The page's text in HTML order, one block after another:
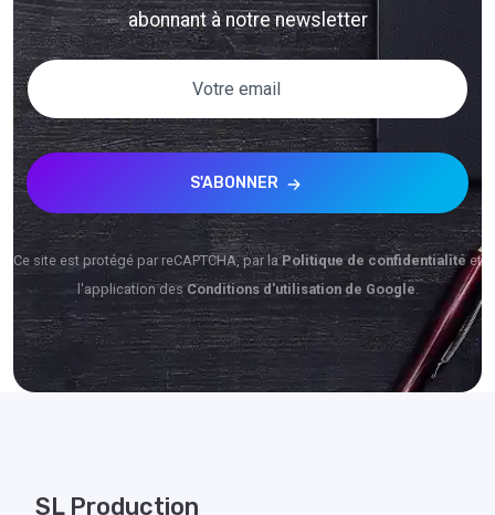
abonnant à notre newsletter
S'ABONNER
Ce site est protégé par reCAPTCHA, par laPolitique de confidentialitéet
l'application desConditions d'utilisation de Google.
SL Production